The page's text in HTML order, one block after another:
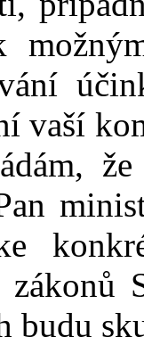
vaší
zákonů
budu